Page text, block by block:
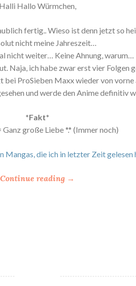
Halli Hallo Würmchen,
fertig.. Wieso ist denn jetzt so
nicht meine Jahreszeit…
nicht weiter… Keine Ahnung, warum…
Naja, ich habe zwar erst vier Folgen
bei ProSieben Maxx wieder von vorne
und werde den Anime definitiv
*Fakt*
Ganz große Liebe *.* (Immer noch)
Mangas, die ich in letzter Zeit gelesen
Continue reading “
–
→